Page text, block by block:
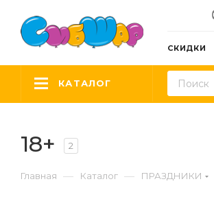
СКИДКИ
КАТАЛОГ
18+ 2
Главная — Каталог — ПРАЗДНИКИ